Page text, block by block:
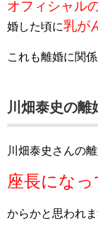
オフィシャル
婚した頃に乳が
これも離婚に関
川畑泰史の離
川畑泰史さんの
座長にな
からかと思われま